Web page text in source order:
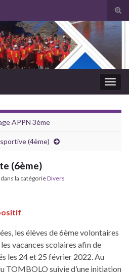
APPN 3ème
(4ème)
(6ème)
dans la catégorieDivers
les élèves de 6ème volontaires
vacances scolaires afin de
les 24 et 25 février 2022. Au
TOMBOLO suivie d’une initiation